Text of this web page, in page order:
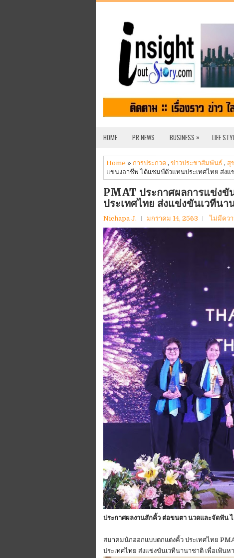
HOME PR NEWS BUSINESS » LIFE
Home » การประกวด , ข่าวประชาสัมพันธ์ , สุ
แขนงอาชีพ ได้แชมป์ตัวแทนประเทศไทย ส่งแ
PMAT ประกาศผลการแข่ง
ประเทศไทย ส่งแข่งขันเวทีนา
Nichapa J. มกราคม 14, 2563 ไม่มีคว
ประกาศผลงานสักคิ้ว ต่อขนตา นวดและจัดฟัน
สมาคมนักออกแบบตกแต่งคิ้ว ประเทศไทย
ประเทศไทย ส่งแข่งขันเวทีนานาชาติ เพื่อเฟ้น